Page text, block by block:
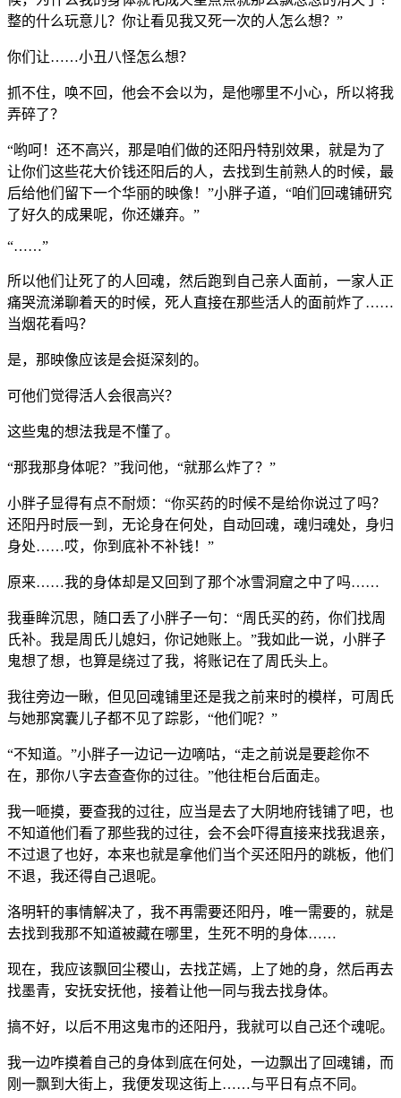
整的什么玩意儿？你让看见我又死一次的人怎么想？”
你们让……小丑八怪怎么想？
抓不住，唤不回，他会不会以为，是他哪里不小心，所以将我
弄碎了？
“哟呵！还不高兴，那是咱们做的还阳丹特别效果，就是为了
让你们这些花大价钱还阳后的人，去找到生前熟人的时候，最
后给他们留下一个华丽的映像！”小胖子道，“咱们回魂铺研究
了好久的成果呢，你还嫌弃。”
“……”
所以他们让死了的人回魂，然后跑到自己亲人面前，一家人正
痛哭流涕聊着天的时候，死人直接在那些活人的面前炸了……
当烟花看吗？
是，那映像应该是会挺深刻的。
可他们觉得活人会很高兴？
这些鬼的想法我是不懂了。
“那我那身体呢？”我问他，“就那么炸了？”
小胖子显得有点不耐烦：“你买药的时候不是给你说过了吗？
还阳丹时辰一到，无论身在何处，自动回魂，魂归魂处，身归
身处……哎，你到底补不补钱！”
原来……我的身体却是又回到了那个冰雪洞窟之中了吗……
我垂眸沉思，随口丢了小胖子一句：“周氏买的药，你们找周
氏补。我是周氏儿媳妇，你记她账上。”我如此一说，小胖子
鬼想了想，也算是绕过了我，将账记在了周氏头上。
我往旁边一瞅，但见回魂铺里还是我之前来时的模样，可周氏
与她那窝囊儿子都不见了踪影，“他们呢？”
“不知道。”小胖子一边记一边嘀咕，“走之前说是要趁你不
在，那你八字去查查你的过往。”他往柜台后面走。
我一咂摸，要查我的过往，应当是去了大阴地府钱铺了吧，也
不知道他们看了那些我的过往，会不会吓得直接来找我退亲，
不过退了也好，本来也就是拿他们当个买还阳丹的跳板，他们
不退，我还得自己退呢。
洛明轩的事情解决了，我不再需要还阳丹，唯一需要的，就是
去找到我那不知道被藏在哪里，生死不明的身体……
现在，我应该飘回尘稷山，去找芷嫣，上了她的身，然后再去
找墨青，安抚安抚他，接着让他一同与我去找身体。
搞不好，以后不用这鬼市的还阳丹，我就可以自己还个魂呢。
我一边咋摸着自己的身体到底在何处，一边飘出了回魂铺，而
刚一飘到大街上，我便发现这街上……与平日有点不同。